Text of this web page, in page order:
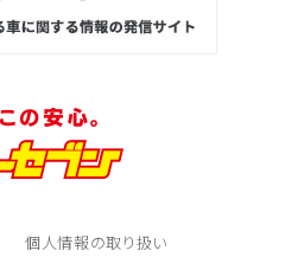
個人情報の取り扱い